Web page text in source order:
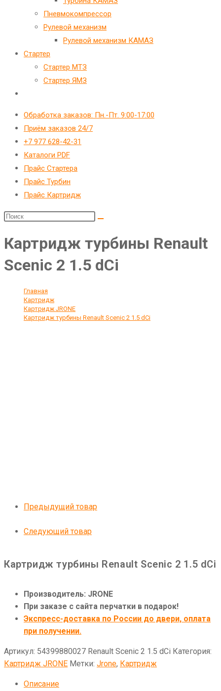
Пневмокомпрессор
Рулевой механизм
Рулевой механизм КАМАЗ
Стартер
Стартер МТЗ
Стартер ЯМЗ
по
веб-
сайту
Обработка заказов: Пн.-Пт. 9:00-17:00
Приём заказов 24/7
+7 977 628-42-31
Каталоги PDF
Прайс Стартера
Прайс Турбин
Прайс Картридж
Картридж турбины Renault
Scenic 2 1.5 dCi
Главная
Картридж
Картридж JRONE
Картридж турбины Renault Scenic 2 1.5 dCi
Предыдущий товар
Следующий товар
Картридж турбины Renault Scenic 2 1.5 dCi
Производитель: JRONE
При заказе с сайта перчатки в подарок!
Экспресс-доставка по России до двери, оплата
при получении.
Артикул: 54399880027 Renault Scenic 2 1.5 dCi Категория:
Картридж JRONE Метки: Jrone, Картридж
Описание